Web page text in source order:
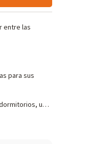
entre las
para sus
un